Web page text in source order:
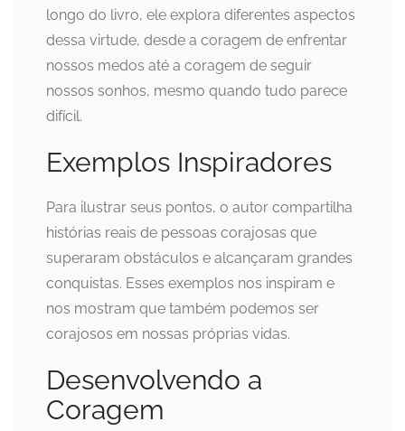
longo do livro, ele explora diferentes aspectos
dessa virtude, desde a coragem de enfrentar
nossos medos até a coragem de seguir
nossos sonhos, mesmo quando tudo parece
difícil.
Exemplos Inspiradores
Para ilustrar seus pontos, o autor compartilha
histórias reais de pessoas corajosas que
superaram obstáculos e alcançaram grandes
conquistas. Esses exemplos nos inspiram e
nos mostram que também podemos ser
corajosos em nossas próprias vidas.
Desenvolvendo a
Coragem